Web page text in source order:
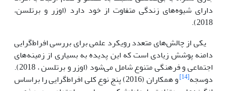
دارای شیوه‌های زندگی متفاوت از خود دارد (اوزر و برتلسن،
2018).
یکی از چالش‌های متعدد رویکرد علمی برای بررسی افراط‌گرایی
دامنه پوشش زیادی است که این پدیده به بسیاری از زمینه‌های
اجتماعی و فرهنگی متنوع شامل می‌شود (اوزر و برتلسن ، 2018).
دوسجه[14]
و همکاران (2016) پنج نوع کلی افراط‌گرایی را براساس